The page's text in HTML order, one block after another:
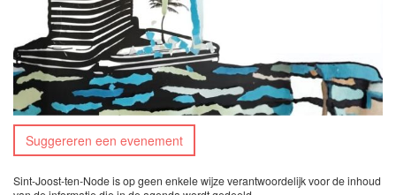
Suggereren een evenement
Sint-Joost-ten-Node is op geen enkele wijze verantwoordelijk voor de inhoud